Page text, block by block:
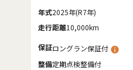
年式2025年(R7年)
走行距離10,000km
保証ロングラン保証付
整備定期点検整備付